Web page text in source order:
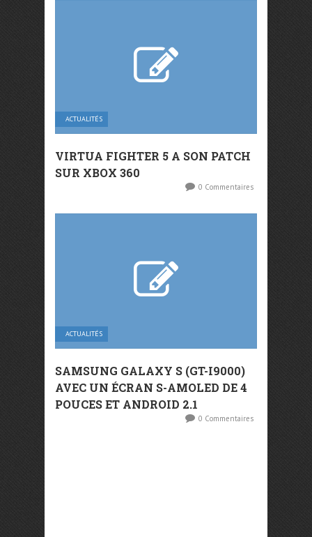
ACTUALITÉS
VIRTUA FIGHTER 5 A SON PATCH
SUR XBOX 360
0 Commentaires
ACTUALITÉS
SAMSUNG GALAXY S (GT-I9000)
AVEC UN ÉCRAN S-AMOLED DE 4
POUCES ET ANDROID 2.1
0 Commentaires